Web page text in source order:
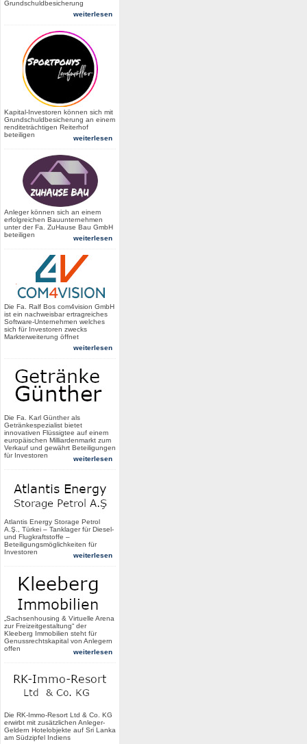
Grundschuldbesicherung
weiterlesen
Kapital-Investoren können sich mit
Grundschuldbesicherung an einem
renditeträchtigen Reiterhof
beteiligen
weiterlesen
Anleger können sich an einem
erfolgreichen Bauunternehmen
unter der Fa. ZuHause Bau GmbH
beteiligen
weiterlesen
Die Fa. Ralf Bos com4vision GmbH
ist ein nachweisbar ertragreiches
Software-Unternehmen welches
sich für Investoren zwecks
Markterweiterung öffnet
weiterlesen
Die Fa. Karl Günther als
Getränkespezialist bietet
innovativen Flüssigtee auf einem
europäischen Milliardenmarkt zum
Verkauf und gewährt Beteiligungen
für Investoren
weiterlesen
Atlantis Energy Storage Petrol
A.Ş., Türkei – Tanklager für Diesel-
und Flugkraftstoffe –
Beteiligungsmöglichkeiten für
Investoren
weiterlesen
„Sachsenhousing & Virtuelle Arena
zur Freizeitgestaltung“ der
Kleeberg Immobilien steht für
Genussrechtskapital von Anlegern
offen
weiterlesen
Die RK-Immo-Resort Ltd & Co. KG
erwirbt mit zusätzlichen Anleger-
Geldern Hotelobjekte auf Sri Lanka
am Südzipfel Indiens